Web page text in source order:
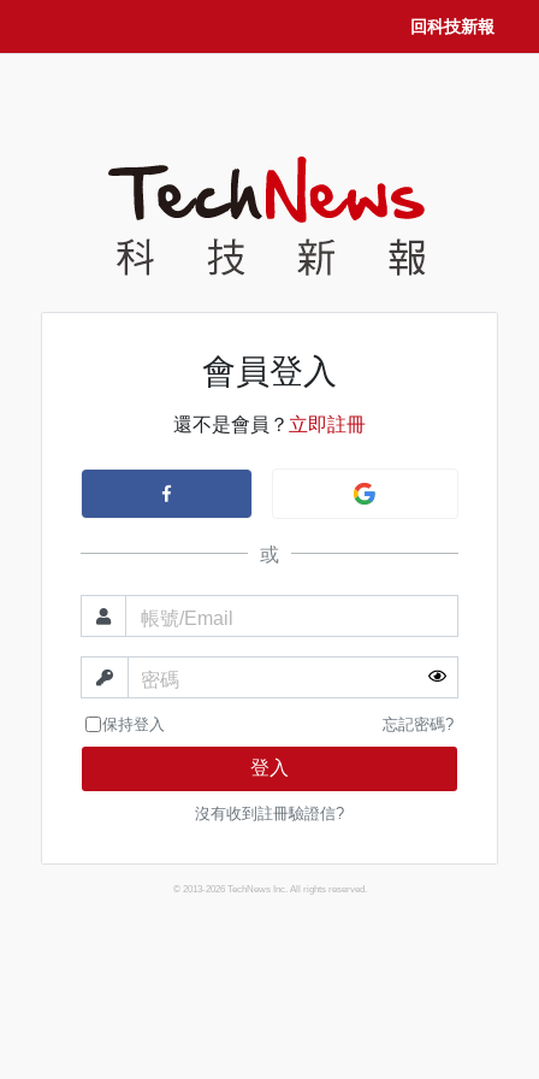
回科技新報
會員登入
還不是會員？ 立即註冊
或
帳號/Email
密碼
保持登入 忘記密碼?
登入
沒有收到註冊驗證信?
© 2013-2026 TechNews Inc. All rights reserved.